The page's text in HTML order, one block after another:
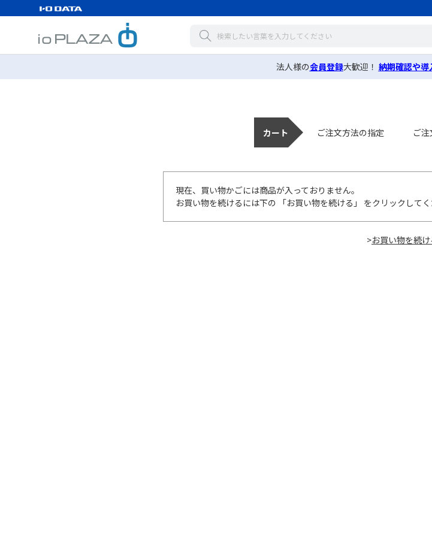
法人様の会員登録大歓迎！ 納期確認や導
カート ご注文方法の指定 ご
現在、買い物かごには商品が入っておりません。
お買い物を続けるには下の 「お買い物を続ける」 をクリックしてく
>